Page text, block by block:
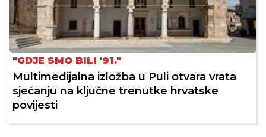
"GDJE SMO BILI '91."
Multimedijalna izložba u Puli otvara vrata
sjećanju na ključne trenutke hrvatske
povijesti